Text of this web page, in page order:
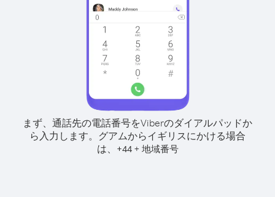
まず、通話先の電話番号をViberのダイアルパッドか
ら入力します。 グアムからイギリスにかける場合
は、
+44+ 地域番号